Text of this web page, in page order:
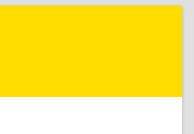
Республика - Чувашия,